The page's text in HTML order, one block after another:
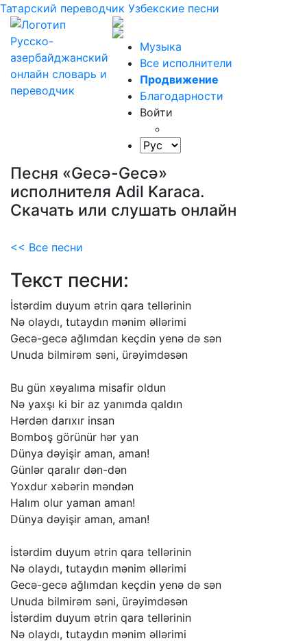
Татарский переводчик Узбекские песни
Музыка
Все исполнители
Продвижение
Благодарности
Войти
Песня «Gecə-Gecə»
исполнителя Adil Karaca.
Скачать или слушать онлайн
<< Все песни
Текст песни:
İstərdim duyum ətrin qara tellərinin
Nə olaydı, tutaydın mənim əllərimi
Gecə-gecə ağlımdan keçdin yenə də sən
Unuda bilmirəm səni, ürəyimdəsən
Bu gün xəyalıma misafir oldun
Nə yaxşı ki bir az yanımda qaldın
Hərdən darıxır insan
Bomboş görünür hər yan
Dünya dəyişir aman, aman!
Günlər qaralır dən-dən
Yoxdur xəbərin məndən
Halım olur yaman aman!
Dünya dəyişir aman, aman!
İstərdim duyum ətrin qara tellərinin
Nə olaydı, tutaydın mənim əllərimi
Gecə-gecə ağlımdan keçdin yenə də sən
Unuda bilmirəm səni, ürəyimdəsən
İstərdim duyum ətrin qara tellərinin
Nə olaydı, tutaydın mənim əllərimi